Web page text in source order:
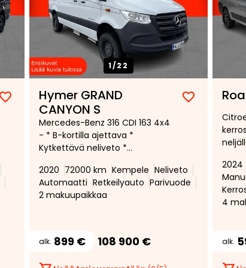
Lisää
suosikiksi
Poista
suosikeista
1/22
Hymer GRAND
CANYON S
Lisää
suosikiksi
Poista
Mercedes-Benz 316 CDI 163 4x4
- * B-kortilla ajettava *
Kytkettävä neliveto *
Mukautuva
vakionopeudensäädin *
Aurinkopaneeli *
2020 72000 km Kempele Neliveto
Automaatti Retkeilyauto Parivuode
2 makuupaikkaa
alk. 899 € 108 900 €
2024
4
alk.